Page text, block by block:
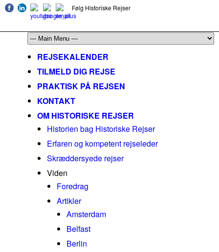
Følg Historiske Rejser
REJSEKALENDER
TILMELD DIG REJSE
PRAKTISK PÅ REJSEN
KONTAKT
OM HISTORISKE REJSER
Historien bag Historiske Rejser
Erfaren og kompetent rejseleder
Skræddersyede rejser
Viden
Foredrag
Artikler
Amsterdam
Belfast
Berlin